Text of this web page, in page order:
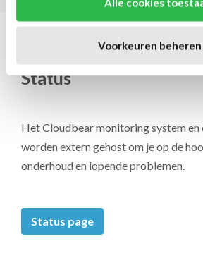
Voorkeuren beheren
Status
Het Cloudbear monitoring system en
worden extern gehost om je op de
onderhoud en lopende problemen.
Status page